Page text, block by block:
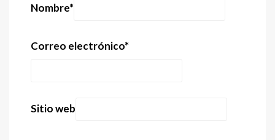
Nombre*
Correo electrónico*
Sitio web